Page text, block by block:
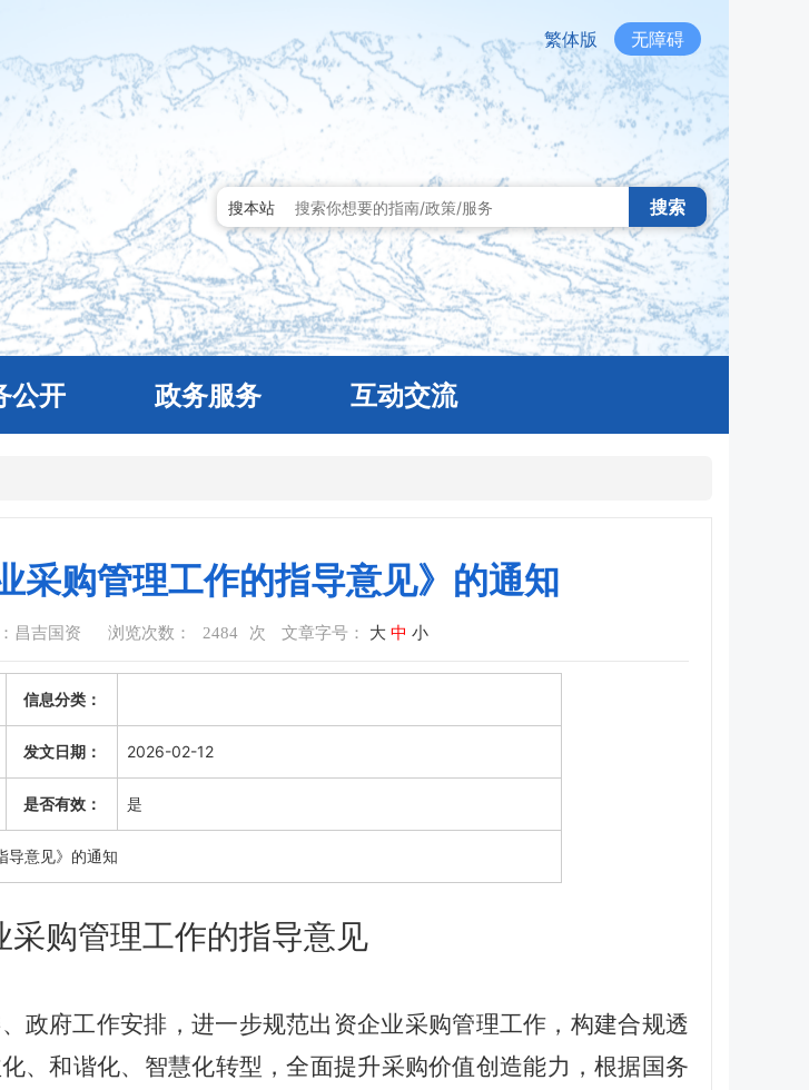
繁体版 无障碍
搜本站 搜索
公开 政务服务 互动交流
采购管理工作的指导意见》的通知
昌吉国资 浏览次数： 2484 次 文章字号： 大 中 小
信息分类：
发文日期： 2026-02-12
是否有效： 是
导意见》的通知
采购管理工作的指导意见
政府工作安排，进一步规范出资企业采购管理工作，构建合规透
、和谐化、智慧化转型，全面提升采购价值创造能力，根据国务